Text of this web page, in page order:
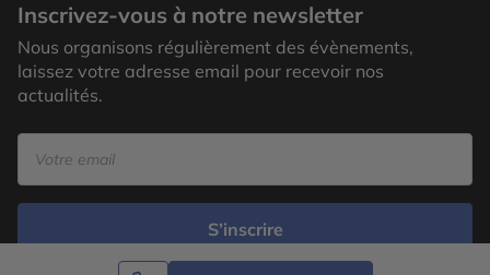
Inscrivez-vous à notre newsletter
Nous organisons régulièrement des évènements,
laissez votre adresse email pour recevoir nos
actualités.
S’inscrire